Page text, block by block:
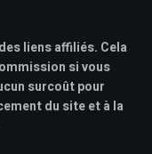
liens affiliés. Cela
si vous
surcoût pour
du site et à la